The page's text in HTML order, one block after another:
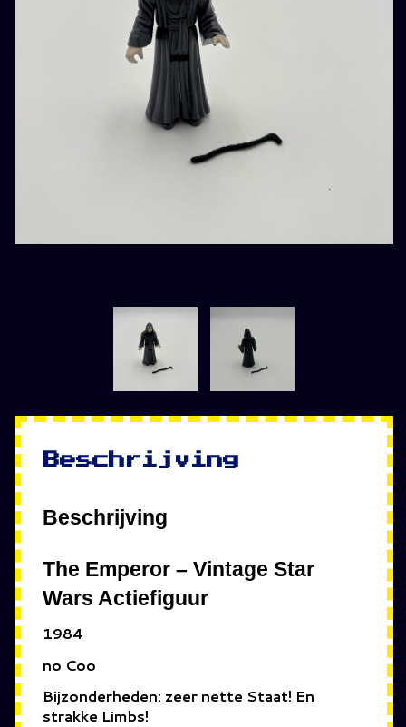
Beschrijving
Beschrijving
The Emperor – Vintage Star
Wars Actiefiguur
1984
no Coo
Bijzonderheden: zeer nette Staat! En
strakke Limbs!